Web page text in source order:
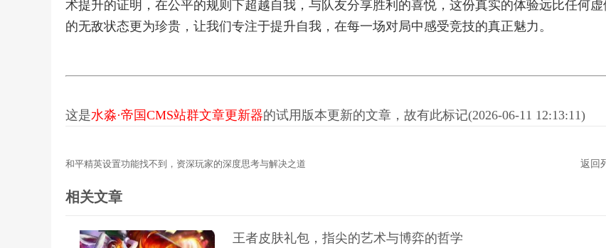
术提升的证明，在公平的规则下超越自我，与队友分享胜利的喜悦，这份真实的体验远比任何虚
的无敌状态更为珍贵，让我们专注于提升自我，在每一场对局中感受竞技的真正魅力。
这是水淼·帝国CMS站群文章更新器的试用版本更新的文章，故有此标记(2026-06-11 12:13:11)
和平精英设置功能找不到，资深玩家的深度思考与解决之道 返回
相关文章
王者皮肤礼包，指尖的艺术与博弈的哲学